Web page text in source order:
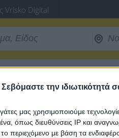
Σεβόμαστε την ιδιωτικότητά
μας χρησιμοποιούμε
όπως διευθύνσεις IP και
το περιεχόμενο με βάση τα
Vrisko Digital
ότι δεν